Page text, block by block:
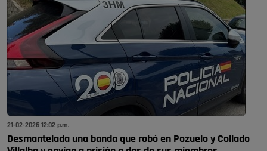
21-02-2026 12:02 p.m.
Desmantelada una banda que robó en Pozuelo y Collado